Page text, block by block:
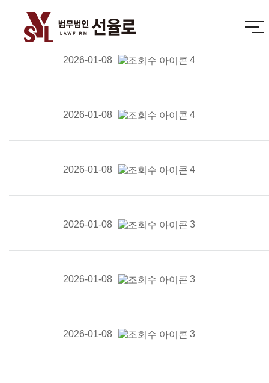
2026-01-08 4
2026-01-08 4
2026-01-08 4
2026-01-08 3
2026-01-08 3
2026-01-08 3